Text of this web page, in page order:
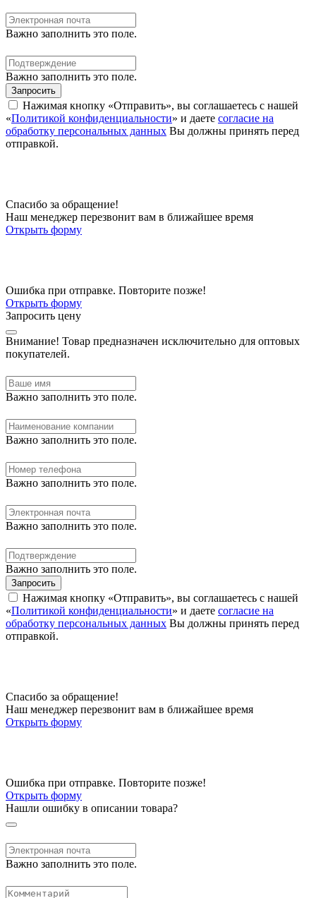
Важно заполнить это поле.
Важно заполнить это поле.
Запросить
Нажимая кнопку «Отправить», вы соглашаетесь с нашей
«Политикой конфиденциальности» и даете согласие на
обработку персональных данных Вы должны принять перед
отправкой.
Спасибо за обращение!
Наш менеджер перезвонит вам в ближайшее время
Открыть форму
Ошибка при отправке. Повторите позже!
Открыть форму
Запросить цену
Внимание! Товар предназначен исключительно для оптовых
покупателей.
Важно заполнить это поле.
Важно заполнить это поле.
Важно заполнить это поле.
Важно заполнить это поле.
Важно заполнить это поле.
Запросить
Нажимая кнопку «Отправить», вы соглашаетесь с нашей
«Политикой конфиденциальности» и даете согласие на
обработку персональных данных Вы должны принять перед
отправкой.
Спасибо за обращение!
Наш менеджер перезвонит вам в ближайшее время
Открыть форму
Ошибка при отправке. Повторите позже!
Открыть форму
Нашли ошибку в описании товара?
Важно заполнить это поле.